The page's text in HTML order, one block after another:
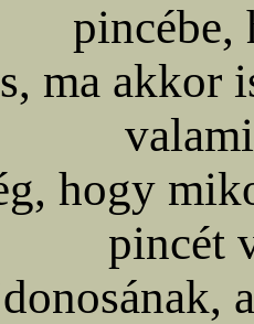
pincébe,
ma akkor
hogy
pincét